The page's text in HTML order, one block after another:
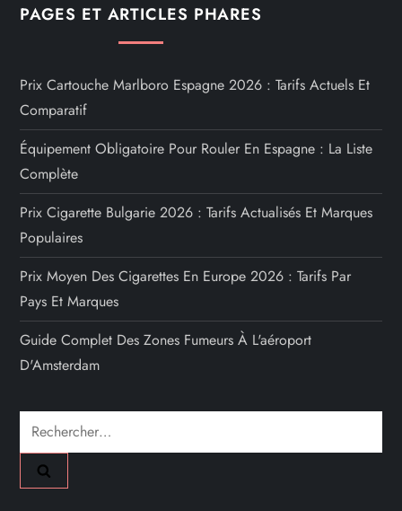
PAGES ET ARTICLES PHARES
Prix Cartouche Marlboro Espagne 2026 : Tarifs Actuels Et
Comparatif
Équipement Obligatoire Pour Rouler En Espagne : La Liste
Complète
Prix Cigarette Bulgarie 2026 : Tarifs Actualisés Et Marques
Populaires
Prix Moyen Des Cigarettes En Europe 2026 : Tarifs Par
Pays Et Marques
Guide Complet Des Zones Fumeurs À L'aéroport
D'Amsterdam
Rechercher :